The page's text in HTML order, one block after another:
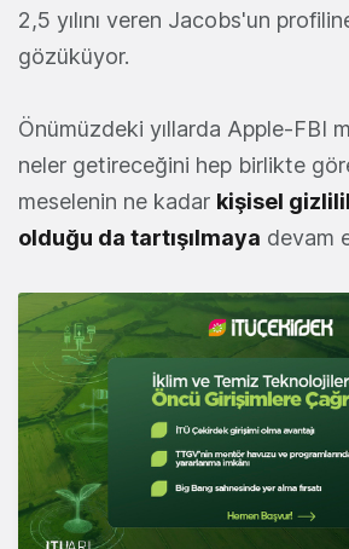
2,5 yılını veren Jacobs'un
gözüküyor.
Önümüzdeki yıllarda Apple-FBI
neler getireceğini hep birlikte
meselenin ne kadar kişisel
olduğu da tartışılmaya devam